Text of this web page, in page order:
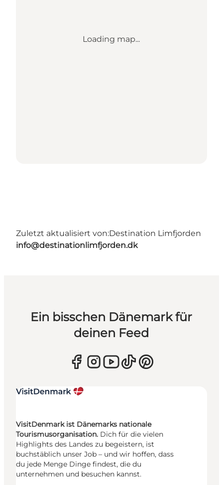
Loading map...
Zuletzt aktualisiert von:Destination Limfjorden
info@destinationlimfjorden.dk
Ein bisschen Dänemark für
deinen Feed
VisitDenmark ist Dänemarks nationale
Tourismusorganisation. Dich für die vielen
Highlights des Landes zu begeistern, ist
buchstäblich unser Job – und wir hoffen, dass
du jede Menge Dinge findest, die du
unternehmen und besuchen kannst.